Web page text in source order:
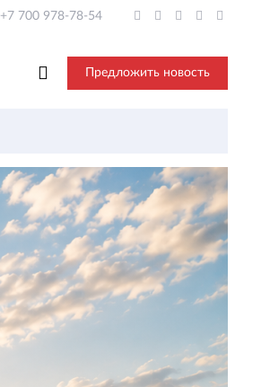
+7 700 978-78-54
Предложить новость